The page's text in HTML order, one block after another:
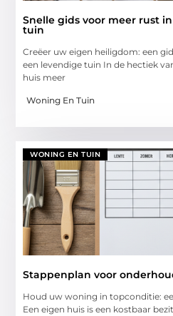
Snelle gids voor meer rust
tuin
Creëer uw eigen heiligdom: een
een levendige tuin In de hectiek
huis meer
Woning En Tuin
WONING EN TUIN
Stappenplan voor
Houd uw woning in topconditie:
Een eigen huis is een kostbaar